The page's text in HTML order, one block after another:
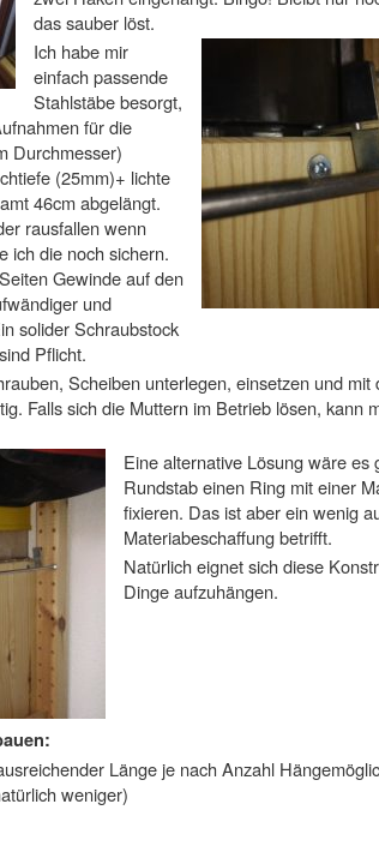
das sauber löst.
Ich habe mir
einfach passende
Stahlstäbe besorgt,
für die
Durchmesser)
(25mm)+ lichte
46cm abgelängt.
rausfallen wenn
ich die noch sichern.
Gewinde auf den
und
solider Schraubstock
Pflicht.
Scheiben unterlegen, einsetzen und
Falls sich die Muttern im Betrieb lösen, kann
Eine alternative Lösung wäre es
Rundstab einen Ring mit einer
fixieren. Das ist aber ein wenig
Materiabeschaffung betrifft.
Natürlich eignet sich diese
Dinge aufzuhängen.
Länge je nach Anzahl
weniger)